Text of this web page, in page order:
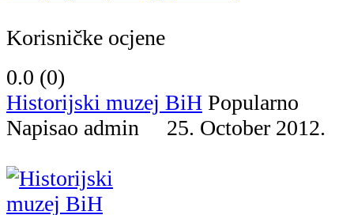
Korisničke ocjene
0.0 (0)
Historijski muzej BiH Popularno
Napisao admin 25. October 2012.